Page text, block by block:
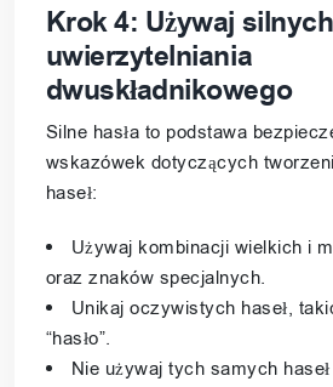
Krok 4: Używaj
uwierzytelniania
dwuskładnikowego
Silne hasła to podstawa
wskazówek dotyczących
haseł:
Używaj kombinacji wielkich i
oraz znaków specjalnych.
Unikaj oczywistych haseł,
“hasło”.
Nie używaj tych samych